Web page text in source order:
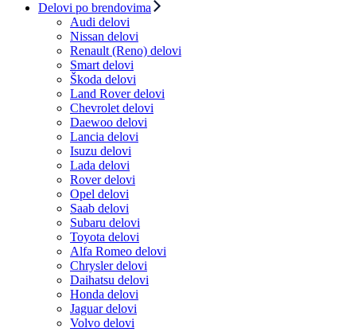
Delovi po brendovima
Audi delovi
Nissan delovi
Renault (Reno) delovi
Smart delovi
Škoda delovi
Land Rover delovi
Chevrolet delovi
Daewoo delovi
Lancia delovi
Isuzu delovi
Lada delovi
Rover delovi
Opel delovi
Saab delovi
Subaru delovi
Toyota delovi
Alfa Romeo delovi
Chrysler delovi
Daihatsu delovi
Honda delovi
Jaguar delovi
Volvo delovi